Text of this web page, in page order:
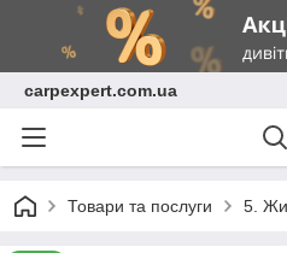
carpexpert.com.ua
Товари та послуги 5.